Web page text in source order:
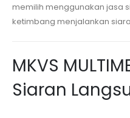
memilih menggunakan jasa
ketimbang menjalankan
MKVS
Siaran